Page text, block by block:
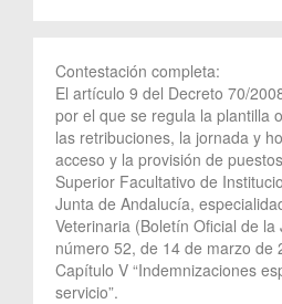
Contestación completa:
El artículo 9 del Decreto 70/
por el que se regula la plantilla
las retribuciones, la jornada y
acceso y la provisión de
Superior Facultativo de
Junta de Andalucía,
Veterinaria (Boletín Oficial de
número 52, de 14 de marzo de
Capítulo V “Indemnizaciones
servicio”.